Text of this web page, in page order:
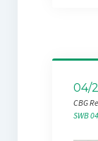
04/
CBG
SWB